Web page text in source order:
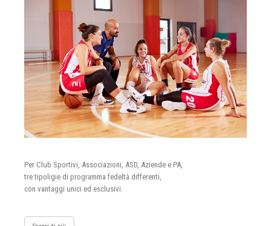
Per Club Sportivi, Associazioni, ASD, Aziende e PA,
tre tipoligie di programma fedeltà differenti,
con vantaggi unici ed esclusivi.